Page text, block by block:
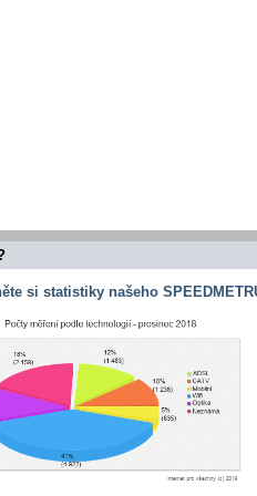
si statistiky našeho